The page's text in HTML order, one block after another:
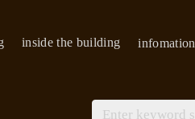
inside the building infomation